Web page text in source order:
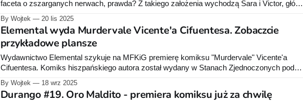
faceta o zszarganych nerwach, prawda? Z takiego założenia wychodzą Sara i Victor, główni
By Wojtek 20 lis 2025
Elemental wyda Murdervale Vicente'a Cifuentesa. Zobaczcie
przykładowe plansze
Wydawnictwo Elemental szykuje na MFKiG premierę komiksu "Murdervale" Vicente'a
Cifuentesa. Komiks hiszpańskiego autora został wydany w Stanach Zjednoczonych pod
By Wojtek 18 wrz 2025
Durango #19. Oro Maldito - premiera komiksu już za chwilę